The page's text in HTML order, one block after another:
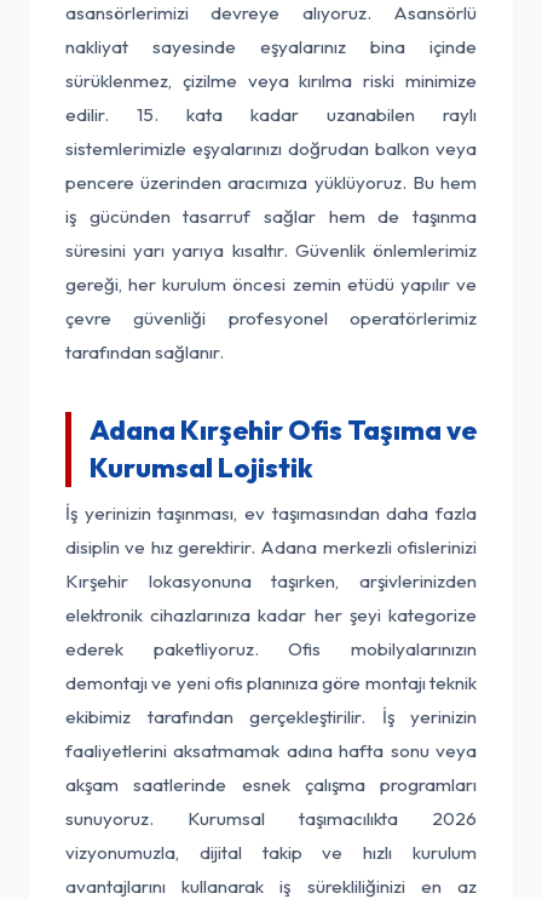
asansörlerimizi devreye alıyoruz. Asansörlü
nakliyat sayesinde eşyalarınız bina içinde
sürüklenmez, çizilme veya kırılma riski minimize
edilir. 15. kata kadar uzanabilen raylı
sistemlerimizle eşyalarınızı doğrudan balkon veya
pencere üzerinden aracımıza yüklüyoruz. Bu hem
iş gücünden tasarruf sağlar hem de taşınma
süresini yarı yarıya kısaltır. Güvenlik önlemlerimiz
gereği, her kurulum öncesi zemin etüdü yapılır ve
çevre güvenliği profesyonel operatörlerimiz
tarafından sağlanır.
Adana Kırşehir Ofis Taşıma ve
Kurumsal Lojistik
İş yerinizin taşınması, ev taşımasından daha fazla
disiplin ve hız gerektirir. Adana merkezli ofislerinizi
Kırşehir lokasyonuna taşırken, arşivlerinizden
elektronik cihazlarınıza kadar her şeyi kategorize
ederek paketliyoruz. Ofis mobilyalarınızın
demontajı ve yeni ofis planınıza göre montajı teknik
ekibimiz tarafından gerçekleştirilir. İş yerinizin
faaliyetlerini aksatmamak adına hafta sonu veya
akşam saatlerinde esnek çalışma programları
sunuyoruz. Kurumsal taşımacılıkta 2026
vizyonumuzla, dijital takip ve hızlı kurulum
avantajlarını kullanarak iş sürekliliğinizi en az